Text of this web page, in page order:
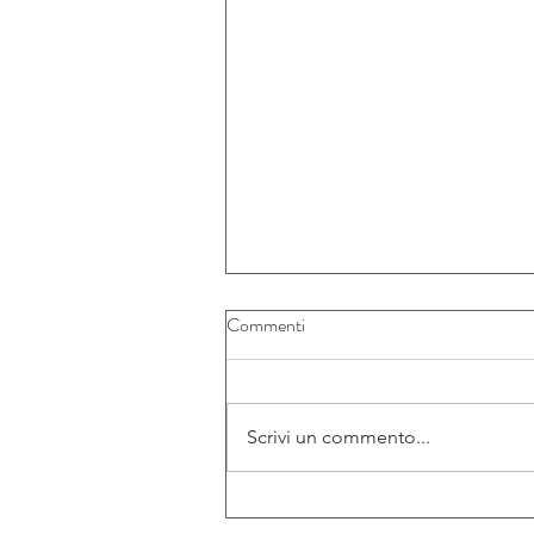
Il prezzo dell’oro corre oltre i
Commenti
Scrivi un commento...